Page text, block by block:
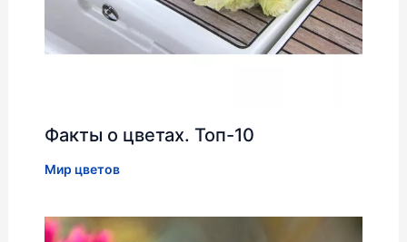
Факты о цветах. Топ-10
Мир цветов